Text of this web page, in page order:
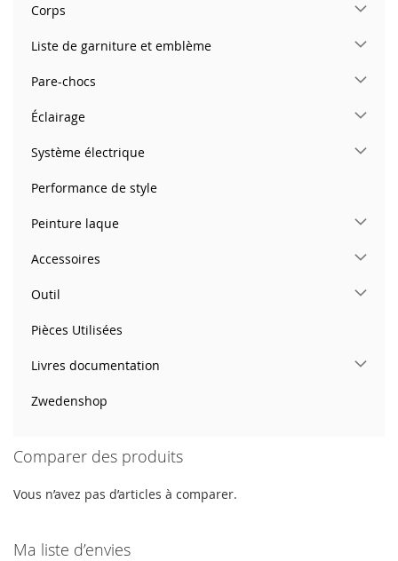
Corps
Liste de garniture et emblème
Pare-chocs
Éclairage
Système électrique
Performance de style
Peinture laque
Accessoires
Outil
Pièces Utilisées
Livres documentation
Zwedenshop
Comparer des produits
Vous n’avez pas d’articles à comparer.
Ma liste d’envies